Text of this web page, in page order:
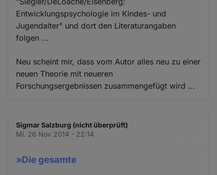
Entwicklungspsychologie im Kindes- und
Jugendalter" und dort den Literaturangaben
folgen ...
Neu scheint mir, dass vom Autor alles neu zu einer
neuen Theorie mit neueren
Forschungsergebnissen zusammengefügt wird ...
Sigmar Salzburg (nicht überprüft)
Mi. 26 Nov 2014 - 22:14
»Die gesamte